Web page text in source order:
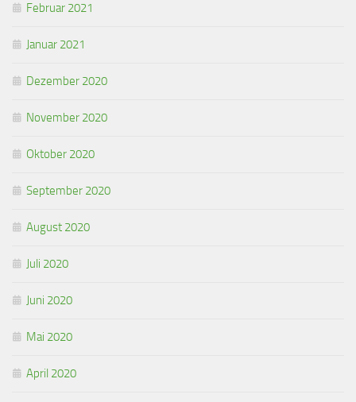
Februar 2021
Januar 2021
Dezember 2020
November 2020
Oktober 2020
September 2020
August 2020
Juli 2020
Juni 2020
Mai 2020
April 2020